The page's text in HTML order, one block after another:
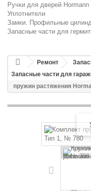
Ручки для дверей Hormann
Уплотнители
Замки. Профильные
Запасные части для
Ремонт
Запасные части для
пружин растяжения